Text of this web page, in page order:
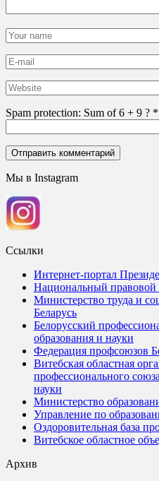
Spam protection: Sum of 6 + 9 ? *
Мы в Instagram
Ссылки
Интернет-портал
Национальный правовой
Министерство труда и
Беларусь
Белорусский
образования и науки
Федерация профсоюзов
Витебская областная
профессионального
науки
Министерство
Управление по
Оздоровительная база
Витебское областное
Архив